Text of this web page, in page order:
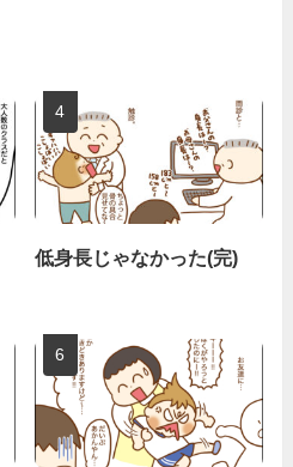
低身長じゃなかった(完)